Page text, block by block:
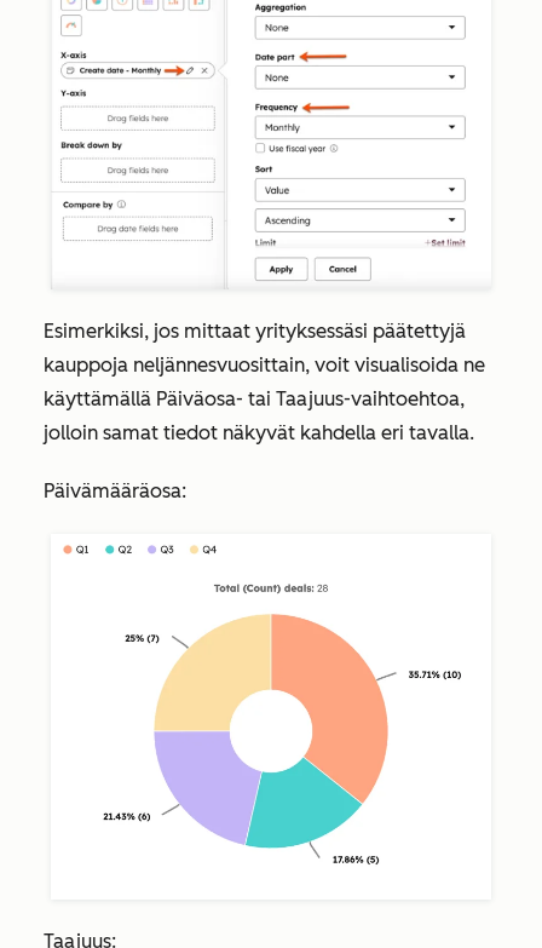
Esimerkiksi, jos mittaat yrityksessäsi päätettyjä
kauppoja neljännesvuosittain, voit visualisoida ne
käyttämällä Päiväosa- tai Taajuus-vaihtoehtoa,
jolloin samat tiedot näkyvät kahdella eri tavalla.
Päivämääräosa:
Taajuus: